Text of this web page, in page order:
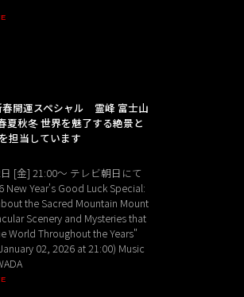
春開運スペシャル 霊峰 富士山
夏秋冬 世界を魅了する絶景と
担当しています
[金] 21:00～ テレビ朝日にて
New Year's Good Luck Special:
the Sacred Mountain Mount
Scenery and Mysteries that
World Throughout the Years"
02, 2026 at 21:00) Music